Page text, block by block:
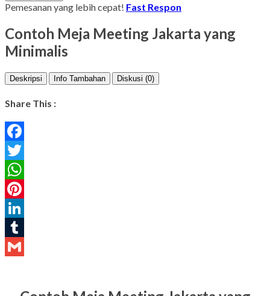
Pemesanan yang lebih cepat! Fast Respon
Contoh Meja Meeting Jakarta yang
Minimalis
Deskripsi Info Tambahan Diskusi (0)
Share This :
Facebook
Twitter
WhatsApp
Pinterest
LinkedIn
Tumblr